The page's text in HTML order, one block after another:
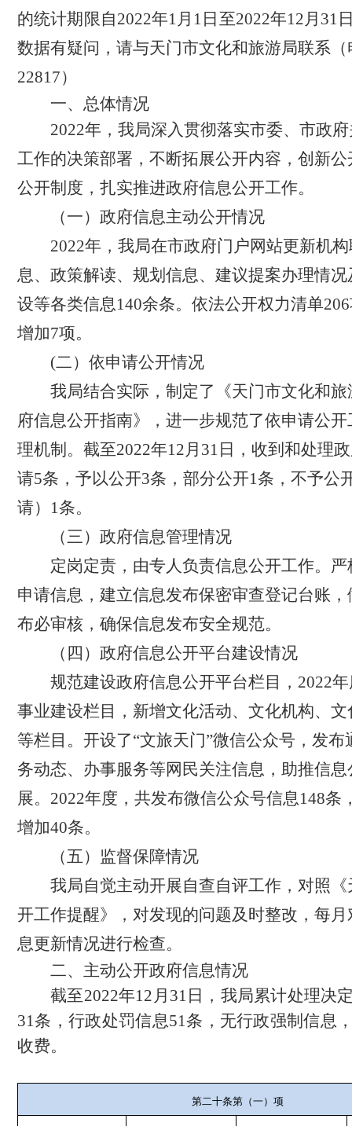
的统计期限自2022年1月 1 日至2022年12月 31
数据有疑问，请与天门市文化和旅游局联系（
22817）
一、总体情况
2022年，我局深入贯彻落实市委、市政
工作的决策部署，不断拓展公开内容，创新
公开制度，扎实推进政府信息公开工作。
（一）政府信息主动公开情况
2022年，我局在市政府门户网站更新机
息、政策解读、规划信息、建议提案办理情
设等各类信息140余条。依法公开权力清单206
增加7项。
(二）依申请公开情况
我局结合实际，制定了《天门市文化和旅
府信息公开指南》，进一步规范了依申请公
理机制。截至2022年12月 31 日， 收到和处理
请5条，予以公开3条，部分公开1条，不予公
请） 1条。
（三）政府信息管理情况
定岗定责，由专人负责信息公开工作。
申请信息，建立信息发布保密审查登记台账
布必审核，确保信息发布安全规范。
（四）政府信息公开平台建设情况
规范建设政府信息公开平台栏目， 2022
事业建设栏目，新增文化活动、文化机构、
等栏目。开设了“文旅天门”微信公众号，发布
务动态、办事服务等网民关注信息，助推信
展。 2022年度，共发布微信公众号信息148条
增加40条。
（五）监督保障情况
我局自觉主动开展自查自评工作，对照
开工作提醒》，对发现的问题及时整改，每
息更新情况进行检查。
二、主动公开政府信息情况
截至2022年12 月 31 日，我局累计处理决
31条，行政处罚信息51条，无行政强制信息
收费。
第二十条第（一）项